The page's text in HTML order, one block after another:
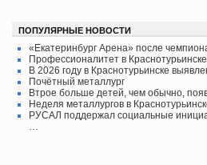
ПОПУЛЯРНЫЕ НОВОСТИ
«Екатеринбург Арена» после
Профессионалитет в Краснотурьинске
В 2026 году в Краснотурьинске
Почётный металлург
Втрое больше детей, чем обычно,
Неделя металлургов в
РУСАЛ поддержал социальные
…